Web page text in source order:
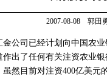
2007-08-08 郭田
司已经计划向中国农业
出了任何有关注资农业
然目前对注资400亿美